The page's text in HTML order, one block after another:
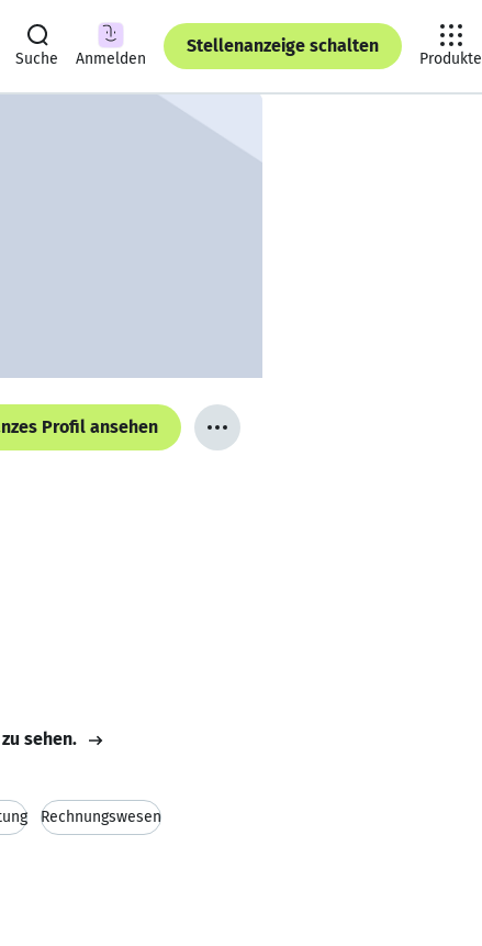
Suche Anmelden
Stellenanzeige schalten
Produkte
Profil ansehen
sehen.
Rechnungswesen